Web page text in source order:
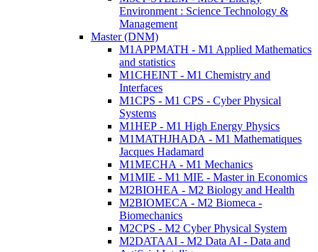
Environment : Science Technology &
Management
Master (DNM)
M1APPMATH - M1 Applied Mathematics
and statistics
M1CHEINT - M1 Chemistry and
Interfaces
M1CPS - M1 CPS - Cyber Physical
Systems
M1HEP - M1 High Energy Physics
M1MATHJHADA - M1 Mathematiques
Jacques Hadamard
M1MECHA - M1 Mechanics
M1MIE - M1 MIE - Master in Economics
M2BIOHEA - M2 Biology and Health
M2BIOMECA - M2 Biomeca -
Biomechanics
M2CPS - M2 Cyber Physical System
M2DATAAI - M2 Data AI - Data and